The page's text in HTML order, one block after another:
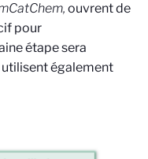
ouvrent de
pour
étape sera
utilisent également